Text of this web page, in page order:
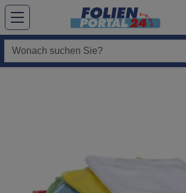
Hauptregion der Seite anspringen